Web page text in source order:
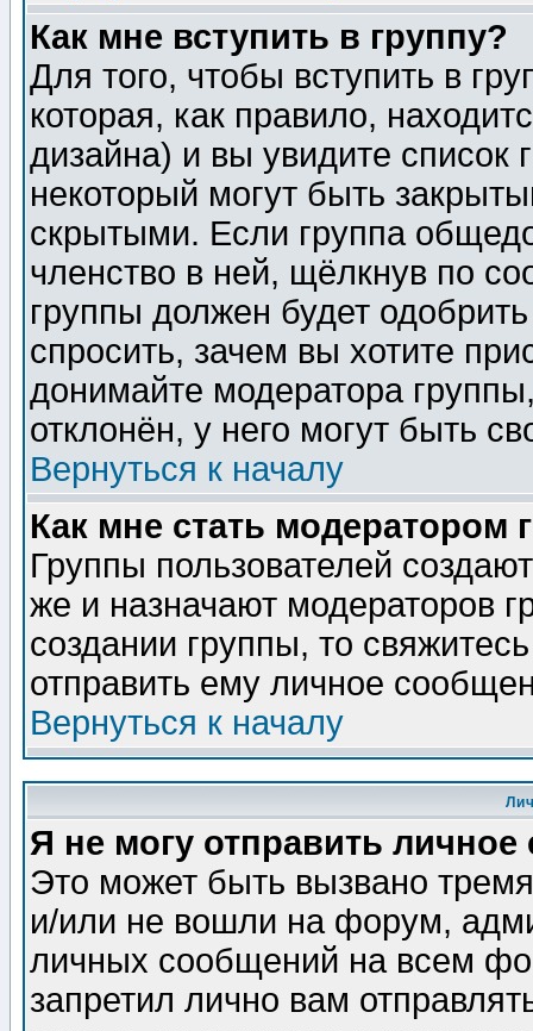
Как мне вступить в группу?
Для того, чтобы вступить в
которая, как правило,
дизайна) и вы увидите список
некоторый могут быть
скрытыми. Если группа
членство в ней, щёлкнув по
группы должен будет
спросить, зачем вы хотите
донимайте модератора
отклонён, у него могут быть
Вернуться к началу
Как мне стать модератором
Группы пользователей
же и назначают модераторов
создании группы, то
отправить ему личное
Вернуться к началу
Я не могу отправить
Это может быть вызвано
и/или не вошли на форум,
личных сообщений на всем
запретил лично вам